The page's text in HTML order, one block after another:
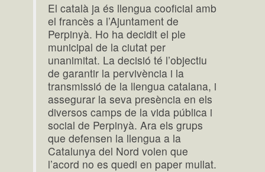
El català ja és llengua cooficial amb
el francès a l’Ajuntament de
Perpinyà. Ho ha decidit el ple
municipal de la ciutat per
unanimitat. La decisió té l’objectiu
de garantir la pervivència i la
transmissió de la llengua catalana, i
assegurar la seva presència en els
diversos camps de la vida pública i
social de Perpinyà. Ara els grups
que defensen la llengua a la
Catalunya del Nord volen que
l’acord no es quedi en paper mullat.